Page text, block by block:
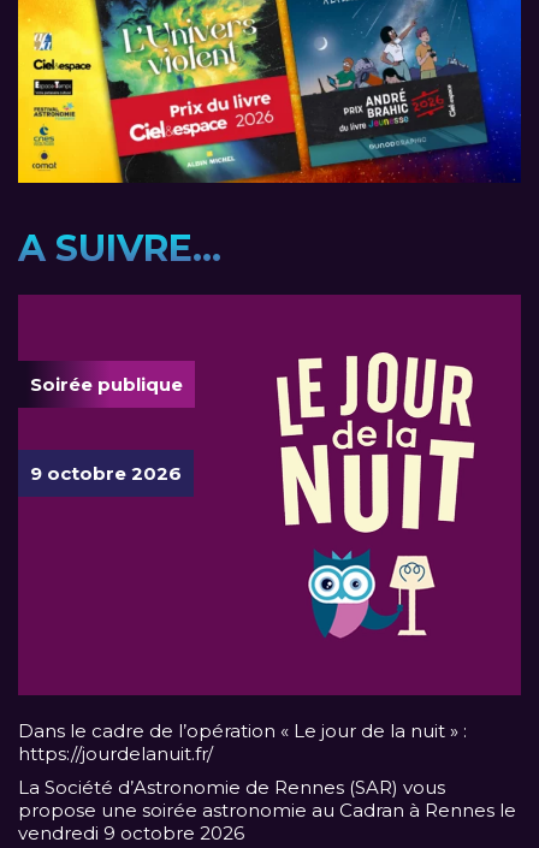
A SUIVRE...
Soirée publique
9 octobre 2026
Dans le cadre de l’opération « Le jour de la nuit » :
https://jourdelanuit.fr/
La Société d’Astronomie de Rennes (SAR) vous
propose une soirée astronomie au Cadran à Rennes le
vendredi 9 octobre 2026